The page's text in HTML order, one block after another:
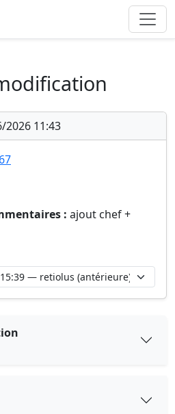
11:43
: ajout chef +